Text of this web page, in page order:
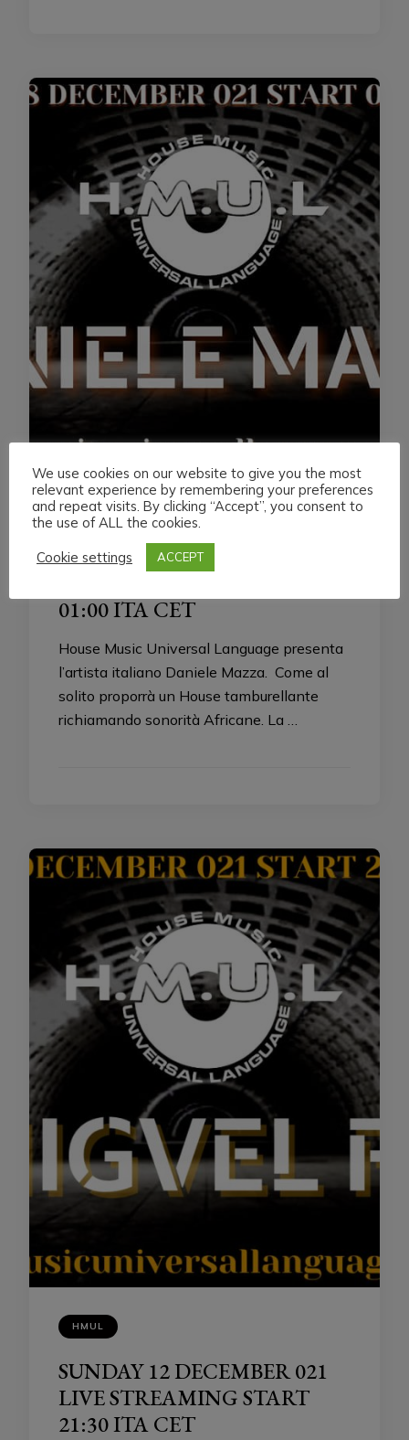
HMUL
SATURDAY 18 DECEMBER
01:00 ITA CET
House Music Universal Language presenta
l’artista italiano Daniele Mazza. Come al
solito proporrà un House tamburellante
richiamando sonorità Africane. La …
HMUL
SUNDAY 12 DECEMBER 021
LIVE STREAMING START
21:30 ITA CET
We use cookies on our website to give you the most
relevant experience by remembering your preferences
and repeat visits. By clicking “Accept”, you consent to
the use of ALL the cookies.
Cookie settings
ACCEPT